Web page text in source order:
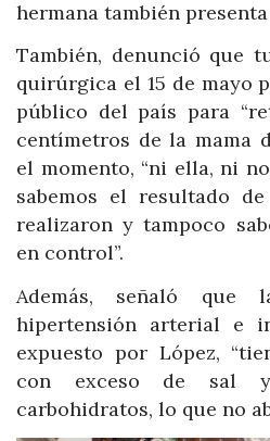
hermana también
También, denunció que
quirúrgica el 15 de mayo
público del país para
centímetros de la mama
el momento, “ni ella, ni
sabemos el resultado
realizaron y tampoco
en control”.
Además, señaló que
hipertensión arterial e
expuesto por López,
con exceso de sal
carbohidratos, lo que no